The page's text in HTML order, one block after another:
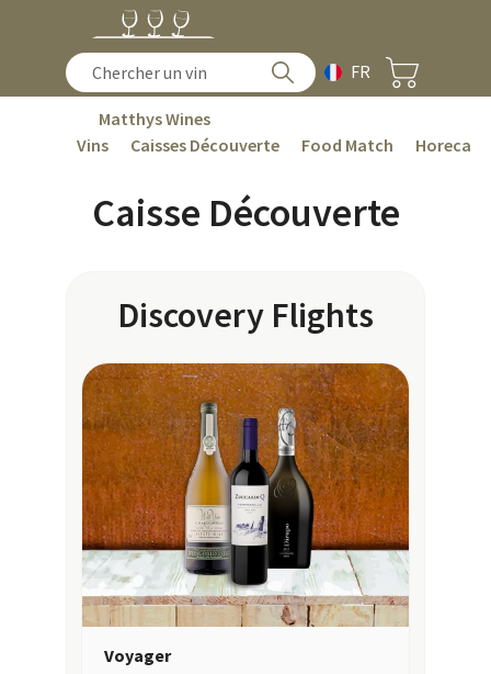
FR
Matthys Wines
Vins
Caisses Découverte Food Match Horeca
Caisse Découverte
Discovery Flights
Voyager